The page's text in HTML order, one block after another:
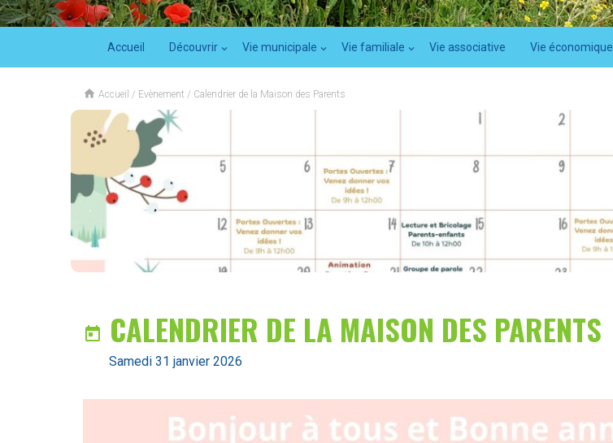
Accueil Découvrir Vie municipale Vie familiale Vie associative Vie économique
 Accueil / Evènement / Calendrier de la Maison des Parents
 CALENDRIER DE LA MAISON DES PARENTS
samedi 31 janvier 2026